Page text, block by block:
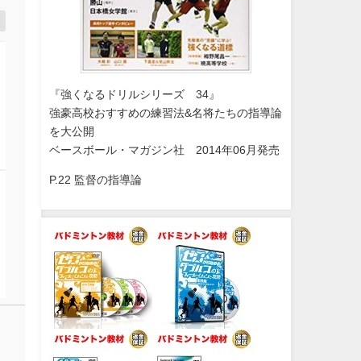
『強くなるドリルシリーズ 34』
強豪高校おすすめの練習法&名将たちの指導論
を大公開
ベースボール・マガジン社 2014年06月発売
P.22 監督の指導論